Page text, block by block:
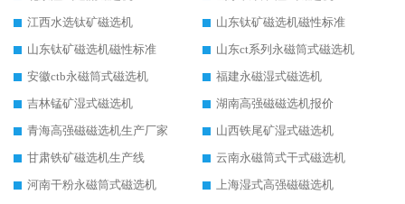
江西水选钛矿磁选机
山东钛矿磁选机磁性标准
山东钛矿磁选机磁性标准
山东ct系列永磁筒式磁选机
安徽ctb永磁筒式磁选机
福建永磁湿式磁选机
吉林锰矿湿式磁选机
湖南高强磁磁选机报价
青海高强磁磁选机生产厂家
山西铁尾矿湿式磁选机
甘肃铁矿磁选机生产线
云南永磁筒式干式磁选机
河南干粉永磁筒式磁选机
上海湿式高强磁磁选机